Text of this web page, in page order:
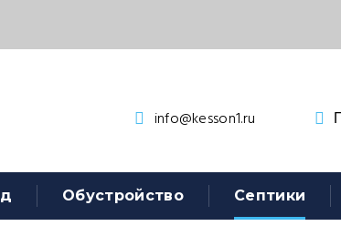
info@kesson1.ru
Обустройство Септики